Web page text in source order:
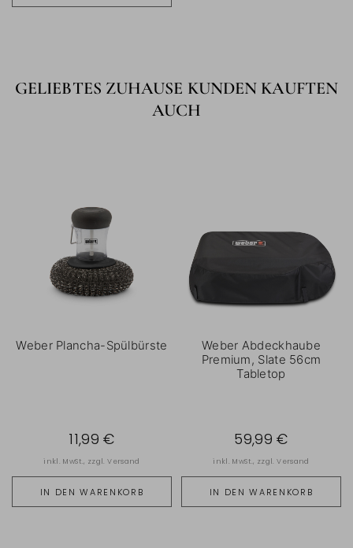
GELIEBTES ZUHAUSE KUNDEN KAUFTEN
AUCH
Weber Plancha-Spülbürste
IN DEN WARENKORB
11,99 €
inkl. MwSt., zzgl.Versand
Weber Abdeckhaube
Premium, Slate 56cm
Tabletop
IN DEN WARENKORB
59,99 €
inkl. MwSt., zzgl.Versand